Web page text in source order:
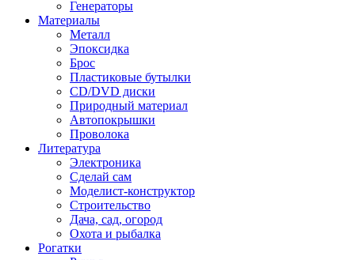
Генераторы
Материалы
Металл
Эпоксидка
Брос
Пластиковые бутылки
CD/DVD диски
Природный материал
Автопокрышки
Проволока
Литература
Электроника
Сделай сам
Моделист-конструктор
Строительство
Дача, сад, огород
Охота и рыбалка
Рогатки